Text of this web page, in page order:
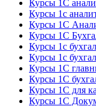
Курсы 1С
Курсы 1с
Курсы 1С
Курсы 1С
Курсы 1с
Курсы 1с
Курсы 1С
Курсы 1С
Курсы 1С для
Курсы 1С